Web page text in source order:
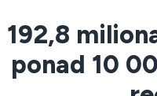
192,8
ponad 10